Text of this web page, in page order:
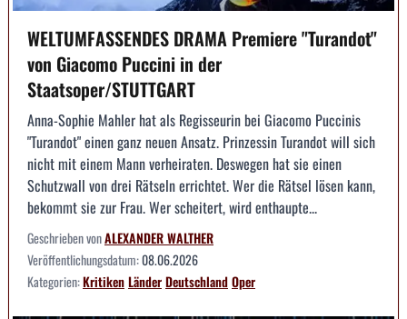
WELTUMFASSENDES DRAMA Premiere "Turandot"
von Giacomo Puccini in der
Staatsoper/STUTTGART
Anna-Sophie Mahler hat als Regisseurin bei Giacomo Puccinis
"Turandot" einen ganz neuen Ansatz. Prinzessin Turandot will sich
nicht mit einem Mann verheiraten. Deswegen hat sie einen
Schutzwall von drei Rätseln errichtet. Wer die Rätsel lösen kann,
bekommt sie zur Frau. Wer scheitert, wird enthaupte...
Geschrieben vonALEXANDER WALTHER
Veröffentlichungsdatum:08.06.2026
Kategorien:KritikenLänderDeutschlandOper